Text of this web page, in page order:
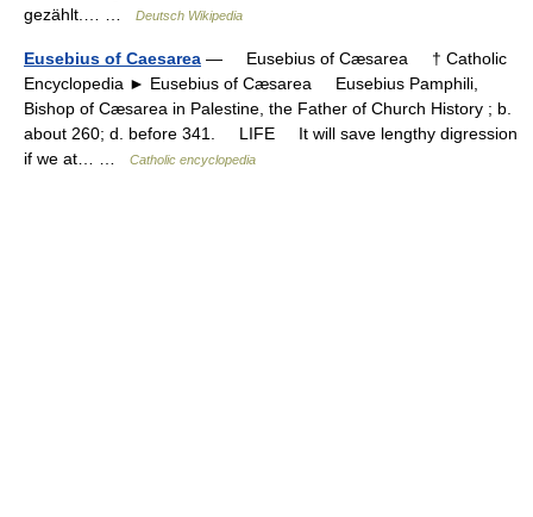
gezählt.… …
Deutsch Wikipedia
Eusebius of Caesarea — Eusebius of Cæsarea † Catholic
Encyclopedia ► Eusebius of Cæsarea Eusebius Pamphili,
Bishop of Cæsarea in Palestine, the Father of Church History ; b.
about 260; d. before 341. LIFE It will save lengthy digression
if we at… …
Catholic encyclopedia